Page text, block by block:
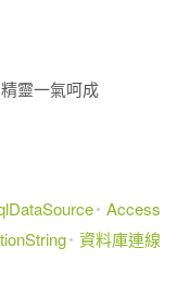
靈一氣呵成
Access
資料庫連線